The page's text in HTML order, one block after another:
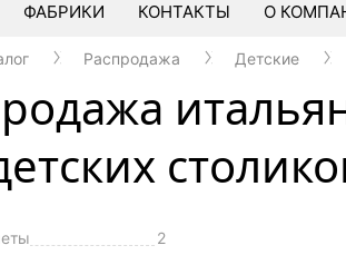
ФАБРИКИ КОНТАКТЫ О
Распродажа Детские
2